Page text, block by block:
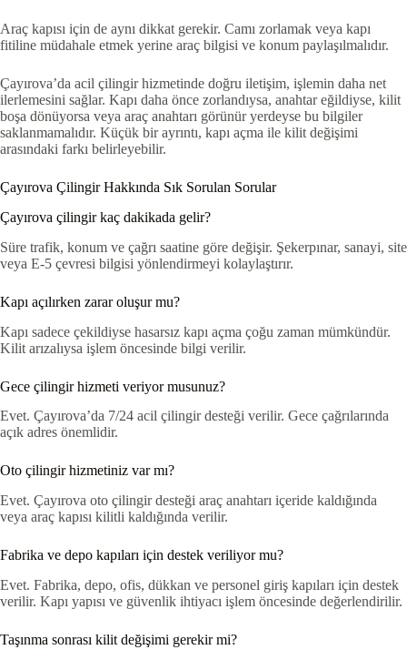
Araç kapısı için de aynı dikkat gerekir. Camı zorlamak veya kapı
fitiline müdahale etmek yerine araç bilgisi ve konum paylaşılmalıdır.
Çayırova’da acil çilingir hizmetinde doğru iletişim, işlemin daha net
ilerlemesini sağlar. Kapı daha önce zorlandıysa, anahtar eğildiyse, kilit
boşa dönüyorsa veya araç anahtarı görünür yerdeyse bu bilgiler
saklanmamalıdır. Küçük bir ayrıntı, kapı açma ile kilit değişimi
arasındaki farkı belirleyebilir.
Çayırova Çilingir Hakkında Sık Sorulan Sorular
Çayırova çilingir kaç dakikada gelir?
Süre trafik, konum ve çağrı saatine göre değişir. Şekerpınar, sanayi, site
veya E-5 çevresi bilgisi yönlendirmeyi kolaylaştırır.
Kapı açılırken zarar oluşur mu?
Kapı sadece çekildiyse hasarsız kapı açma çoğu zaman mümkündür.
Kilit arızalıysa işlem öncesinde bilgi verilir.
Gece çilingir hizmeti veriyor musunuz?
Evet. Çayırova’da 7/24 acil çilingir desteği verilir. Gece çağrılarında
açık adres önemlidir.
Oto çilingir hizmetiniz var mı?
Evet. Çayırova oto çilingir desteği araç anahtarı içeride kaldığında
veya araç kapısı kilitli kaldığında verilir.
Fabrika ve depo kapıları için destek veriliyor mu?
Evet. Fabrika, depo, ofis, dükkan ve personel giriş kapıları için destek
verilir. Kapı yapısı ve güvenlik ihtiyacı işlem öncesinde değerlendirilir.
Taşınma sonrası kilit değişimi gerekir mi?